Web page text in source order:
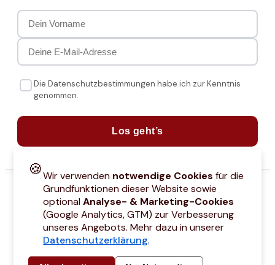
Die Datenschutzbestimmungen habe ich zur Kenntnis
genommen.
Los geht’s
🍪Wir verwenden notwendige Cookies für die
Grundfunktionen dieser Website sowie
optionalAnalyse- & Marketing-Cookies
(Google Analytics, GTM) zur Verbesserung
unseres Angebots. Mehr dazu in unserer
Datenschutzerklärung.